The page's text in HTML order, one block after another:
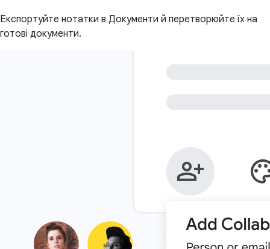
Експортуйте нотатки в Документи й перетворюйте їх на
готові документи.